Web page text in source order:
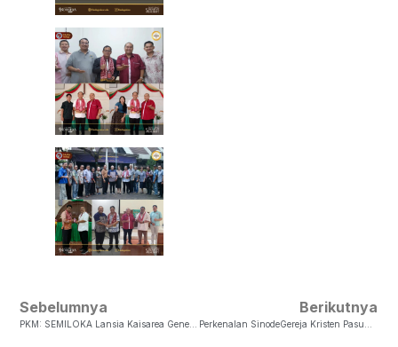
Sebelumnya Berikutnya